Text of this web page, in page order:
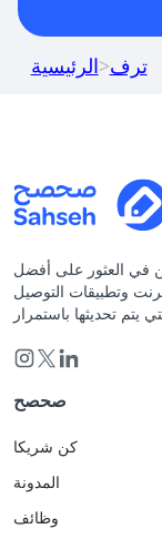
الرئيسية>ترف
في العثور على أفضل
وتطبيقات التوصيل
صحصح
كن شريكا
المدونة
وظائف